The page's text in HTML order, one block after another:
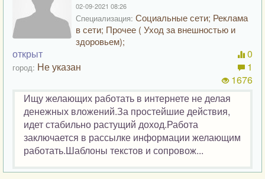
02-09-2021 08:26
Специализация: Социальные сети; Реклама
в сети; Прочее ( Уход за внешностью и
здоровьем);
открыт
город: Не указан
0
1
1676
Ищу желающих работать в интернете не делая
денежных вложений.За простейшие действия,
идет стабильно растущий доход.Работа
заключается в рассылке информации желающим
работать.Шаблоны текстов и сопровож...